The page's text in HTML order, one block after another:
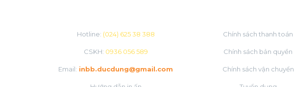
Hotline: (024) 625 38 388
CSKH: 0936 056 589
Email: inbb.ducdung@gmail.com
Chính sách thanh toán
Chính sách bản quyền
Chính sách vận chuyển